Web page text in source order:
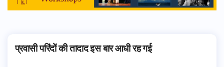
प्रवासी परिंदों की तादाद इस बार आधी रह गई